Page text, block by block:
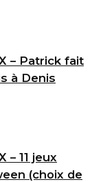
– Patrick fait
à Denis
– 11 jeux
(choix de